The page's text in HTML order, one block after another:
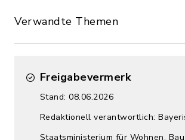
Verwandte Themen
Freigabevermerk
Stand: 08.06.2026
Redaktionell verantwortlich:
Staatsministerium für Wohnen,